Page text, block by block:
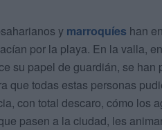
y marroquíes han
por la playa. En la valla,
su papel de guardián, se han
que todas estas personas
con total descaro, cómo los
pasen a la ciudad, les